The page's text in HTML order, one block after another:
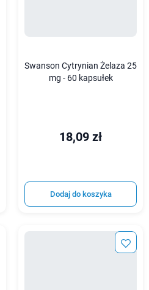
Swanson Cytrynian Żelaza 25
mg - 60 kapsułek
18,09 zł
Dodaj do koszyka